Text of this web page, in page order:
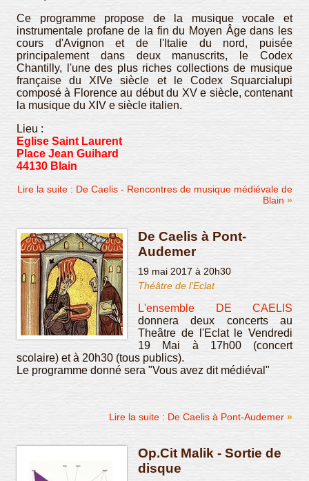
Ce programme propose de la musique vocale et
instrumentale profane de la fin du Moyen Âge dans les
cours d'Avignon et de l'Italie du nord, puisée
principalement dans deux manuscrits, le Codex
Chantilly, l'une des plus riches collections de musique
française du XIVe siècle et le Codex Squarcialupi
composé à Florence au début du XV e siècle, contenant
la musique du XIV e siècle italien.
Lieu :
Eglise Saint Laurent
Place Jean Guihard
44130 Blain
Lire la suite : De Caelis - Rencontres de musique médiévale de
Blain
De Caelis à Pont-
Audemer
19 mai 2017 à 20h30
Théâtre de l'Eclat
L'ensemble DE CAELIS
donnera deux concerts au
Theâtre de l'Eclat le Vendredi
19 Mai à 17h00 (concert
scolaire) et à 20h30 (tous publics).
Le programme donné sera "Vous avez dit médiéval"
Lire la suite : De Caelis à Pont-Audemer
Op.Cit Malik - Sortie de
disque